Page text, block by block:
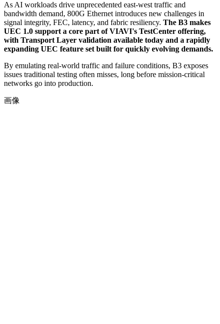
As AI workloads drive unprecedented east-west traffic and
bandwidth demand, 800G Ethernet introduces new challenges in
signal integrity, FEC, latency, and fabric resiliency. The B3 makes
UEC 1.0 support a core part of VIAVI's TestCenter offering,
with Transport Layer validation available today and a rapidly
expanding UEC feature set built for quickly evolving demands.
By emulating real-world traffic and failure conditions, B3 exposes
issues traditional testing often misses, long before mission-critical
networks go into production.
画像